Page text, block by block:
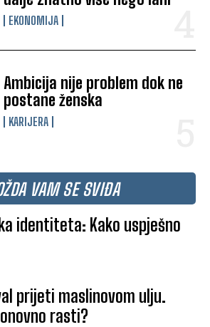
EKONOMIJA
Ambicija nije problem dok ne
postane ženska
KARIJERA
VAM SE SVIĐA
identiteta: Kako uspješno
prijeti maslinovom ulju.
rasti?